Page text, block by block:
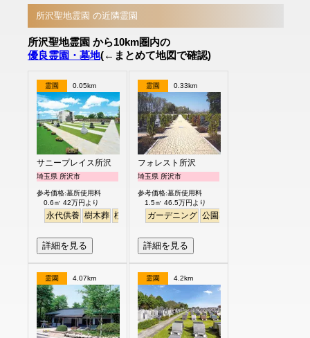
所沢聖地霊園 の近隣霊園
所沢聖地霊園 から10km圏内の
優良霊園・墓地(←まとめて地図で確認)
霊園 0.05km
サニープレイス所沢
埼玉県 所沢市
参考価格:墓所使用料
0.6㎡ 42万円より
永代供養 樹木葬 桜 さくら ペット バリアフリー
詳細を見る
霊園 0.33km
フォレスト所沢
埼玉県 所沢市
参考価格:墓所使用料
1.5㎡ 46.5万円より
ガーデニング 公園墓地
詳細を見る
霊園 4.07km 霊園 4.2km